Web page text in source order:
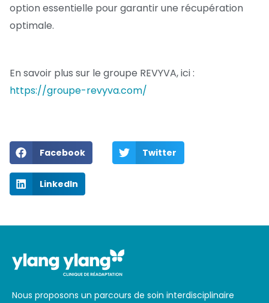
option essentielle pour garantir une récupération
optimale.
En savoir plus sur le groupe REVYVA, ici :
https://groupe-revyva.com/
Facebook Twitter
LinkedIn
Nous proposons un parcours de soin interdisciplinaire